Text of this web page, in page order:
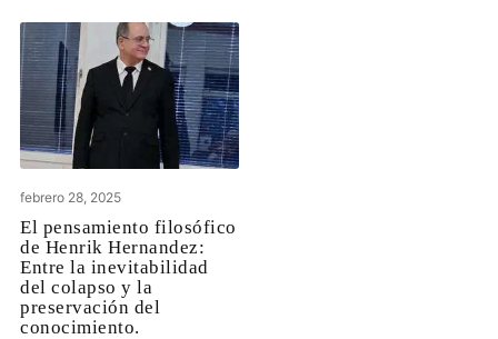
febrero 28, 2025
El pensamiento filosófico
de Henrik Hernandez:
Entre la inevitabilidad
del colapso y la
preservación del
conocimiento.